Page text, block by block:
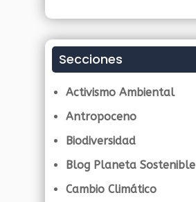
Secciones
Activismo Ambiental
Antropoceno
Biodiversidad
Blog Planeta Sostenible
Cambio Climático